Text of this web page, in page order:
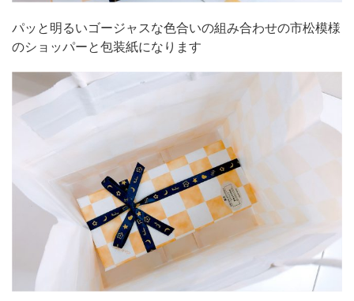
パッと明るいゴージャスな色合いの組み合わせの市松模様
のショッパーと包装紙になります